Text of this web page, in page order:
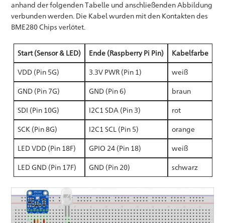
anhand der folgenden Tabelle und anschließenden Abbildung
verbunden werden. Die Kabel wurden mit den Kontakten des
BME280 Chips verlötet.
Start (Sensor & LED) Ende (Raspberry Pi Pin) Kabelfarbe
VDD (Pin 5G) 3.3V PWR (Pin 1) weiß
GND (Pin 7G) GND (Pin 6) braun
SDI (Pin 10G) I2C1 SDA (Pin 3) rot
SCK (Pin 8G) I2C1 SCL (Pin 5) orange
LED VDD (Pin 18F) GPIO 24 (Pin 18) weiß
LED GND (Pin 17F) GND (Pin 20) schwarz